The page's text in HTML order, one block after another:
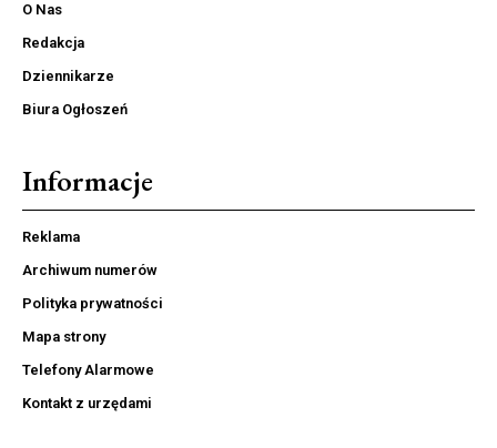
O Nas
Redakcja
Dziennikarze
Biura Ogłoszeń
Informacje
Reklama
Archiwum numerów
Polityka prywatności
Mapa strony
Telefony Alarmowe
Kontakt z urzędami